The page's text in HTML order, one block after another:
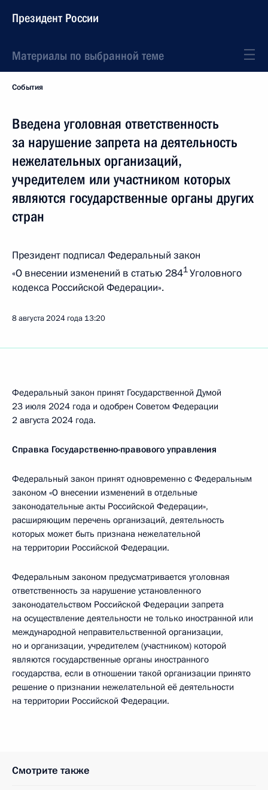
Президент России
Материалы по выбранной теме
События
Введена уголовная ответственность
за нарушение запрета на деятельность
нежелательных организаций,
учредителем или участником которых
являются государственные органы других
стран
Президент подписал Федеральный закон
«О внесении изменений в статью 2841Уголовного
кодекса Российской Федерации».
8 августа 2024 года 13:20
Федеральный закон принят Государственной Думой
23 июля 2024 года и одобрен Советом Федерации
2 августа 2024 года.
Справка Государственно-правового управления
Федеральный закон принят одновременно с Федеральным
законом «О внесении изменений в отдельные
законодательные акты Российской Федерации»,
расширяющим перечень организаций, деятельность
которых может быть признана нежелательной
на территории Российской Федерации.
Федеральным законом предусматривается уголовная
ответственность за нарушение установленного
законодательством Российской Федерации запрета
на осуществление деятельности не только иностранной или
международной неправительственной организации,
но и организации, учредителем (участником) которой
являются государственные органы иностранного
государства, если в отношении такой организации принято
решение о признании нежелательной её деятельности
на территории Российской Федерации.
Смотрите также